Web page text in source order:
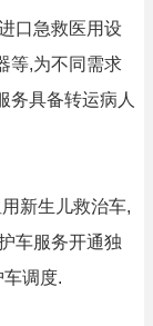
口急救医用设
等,为不同需求
务具备转运病人
新生儿救治车,
车服务开通独
调度.